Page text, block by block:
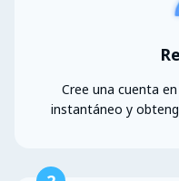
Cree una cuenta
instantáneo y